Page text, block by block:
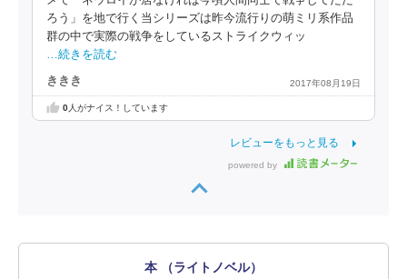
ろう」を地で行く当シリーズは昨今流行りの萌ミリ系作品
群の中で実際の戦争をしているストライクウィッ
…続きを読む
ききき 2017年08月19日
0人がナイス！しています
レビューをもっと見る
powered by
本 （ライトノベル）